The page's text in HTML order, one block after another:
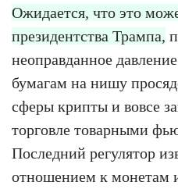
Ожидается, что это
президентства Трампа,
неоправданное
бумагам на нишу
сферы крипты и вовсе
торговле товарными
Последний регулятор
отношением к монетам